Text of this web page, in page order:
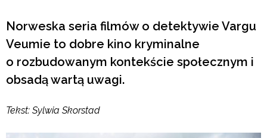
Norweska seria filmów o detektywie Vargu
Veumie to dobre kino kryminalne
o rozbudowanym kontekście społecznym i
obsadą wartą uwagi.
Tekst: Sylwia Skorstad